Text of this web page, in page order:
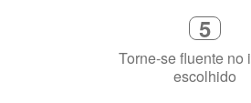
5
Torne-se fluente no
escolhido